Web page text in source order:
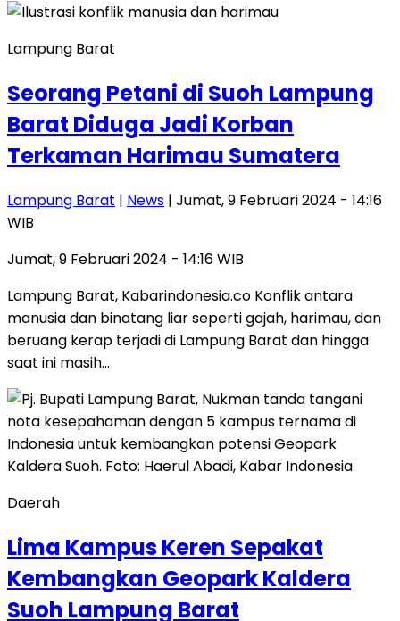
Lampung Barat
Seorang Petani di Suoh Lampung
Barat Diduga Jadi Korban
Terkaman Harimau Sumatera
Lampung Barat | News | Jumat, 9 Februari 2024 - 14:16
WIB
Jumat, 9 Februari 2024 - 14:16 WIB
Lampung Barat, Kabarindonesia.co Konflik antara
manusia dan binatang liar seperti gajah, harimau, dan
beruang kerap terjadi di Lampung Barat dan hingga
saat ini masih…
Daerah
Lima Kampus Keren Sepakat
Kembangkan Geopark Kaldera
Suoh Lampung Barat